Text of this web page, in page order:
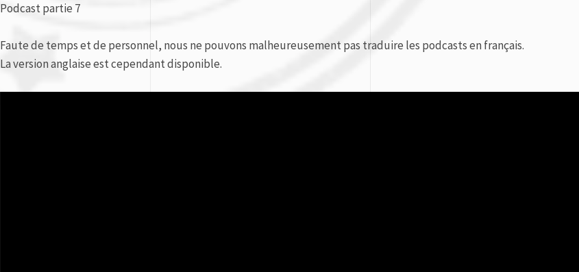
Podcast partie 7
Faute de temps et de personnel, nous ne pouvons malheureusement pas traduire les podcasts en français.
La version anglaise est cependant disponible.